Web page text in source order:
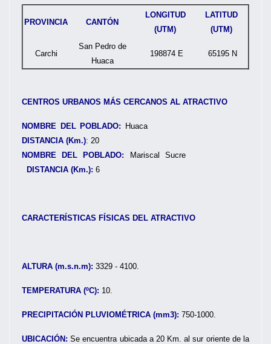
PROVINCIA CANTÓN
LONGITUD
(UTM)
LATITUD
(UTM)
Carchi
San Pedro de
Huaca
198874 E 65195 N
CENTROS URBANOS MÁS CERCANOS AL ATRACTIVO
NOMBRE DEL POBLADO:
Huaca
DISTANCIA (Km.): 20
NOMBRE DEL POBLADO:
Mariscal Sucre
DISTANCIA (Km.): 6
CARACTERÍSTICAS FÍSICAS DEL ATRACTIVO
ALTURA (m.s.n.m): 3329 - 4100.
TEMPERATURA (ºC): 10.
PRECIPITACIÓN PLUVIOMÉTRICA (mm3): 750-1000.
UBICACIÓN: Se encuentra ubicada a 20 Km. al sur oriente de la